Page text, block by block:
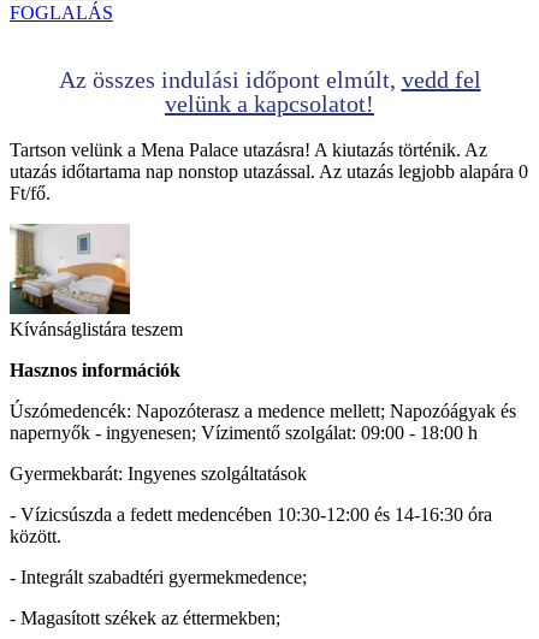
FOGLALÁS
Az összes indulási időpont elmúlt, vedd fel
velünk a kapcsolatot!
Tartson velünk a Mena Palace utazásra! A kiutazás történik. Az
utazás időtartama nap nonstop utazással. Az utazás legjobb alapára 0
Ft/fő.
Kívánságlistára teszem
Hasznos információk
Úszómedencék: Napozóterasz a medence mellett; Napozóágyak és
napernyők - ingyenesen; Vízimentő szolgálat: 09:00 - 18:00 h
Gyermekbarát: Ingyenes szolgáltatások
- Vízicsúszda a fedett medencében 10:30-12:00 és 14-16:30 óra
között.
- Integrált szabadtéri gyermekmedence;
- Magasított székek az éttermekben;